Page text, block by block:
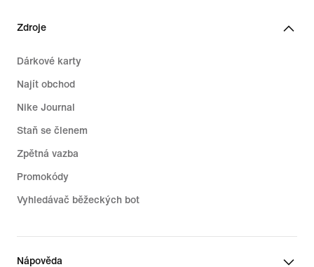
Zdroje
Dárkové karty
Najít obchod
Nike Journal
Staň se členem
Zpětná vazba
Promokódy
Vyhledávač běžeckých bot
Nápověda